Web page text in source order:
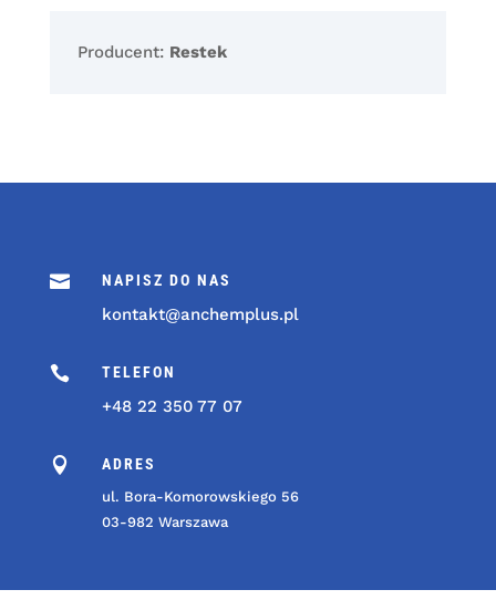
Producent: Restek
 NAPISZ DO NAS
kontakt@anchemplus.pl
 TELEFON
+48 22 350 77 07
 ADRES
ul. Bora-Komorowskiego 56
03-982 Warszawa